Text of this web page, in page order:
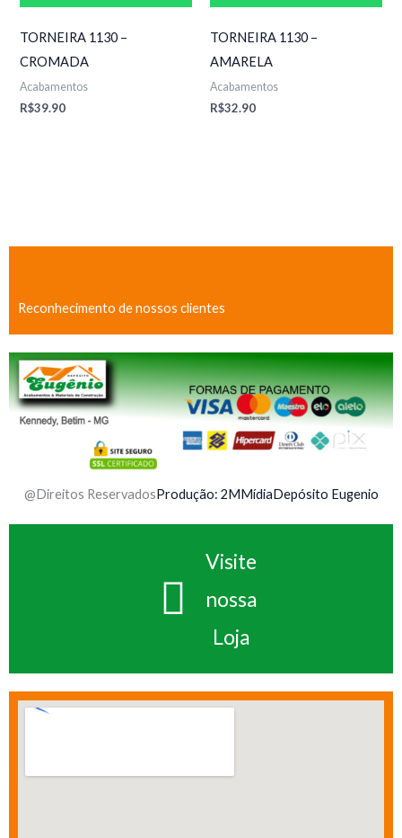
TORNEIRA 1130 –
CROMADA
Acabamentos
R$39.90
TORNEIRA 1130 –
AMARELA
Acabamentos
R$32.90
Reconhecimento de nossos clientes
@Direitos ReservadosProdução: 2MMídiaDepósito Eugenio
Visite
nossa
Loja